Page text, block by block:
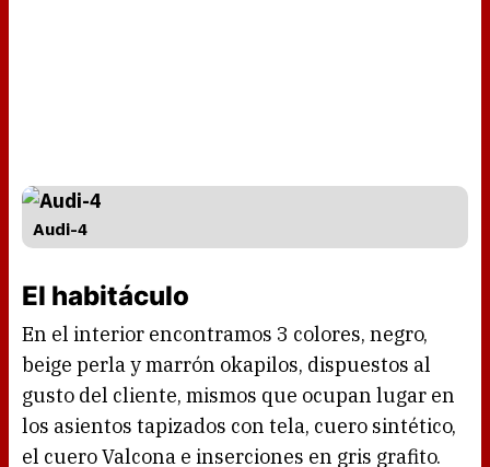
Audi-4
El habitáculo
En el interior encontramos 3 colores, negro,
beige perla y marrón okapilos, dispuestos al
gusto del cliente, mismos que ocupan lugar en
los asientos tapizados con tela, cuero sintético,
el cuero Valcona e inserciones en gris grafito.